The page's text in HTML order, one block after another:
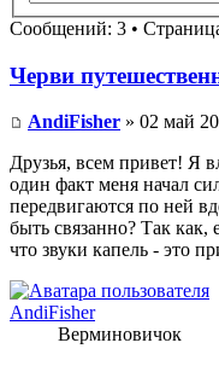
Сообщений: 3 •
Черви
AndiFisher » 02 май
Друзья, всем привет! Я
один факт меня начал
передвигаются по ней
быть связанно? Так
что звуки капель - это
AndiFisher
Верминовичок